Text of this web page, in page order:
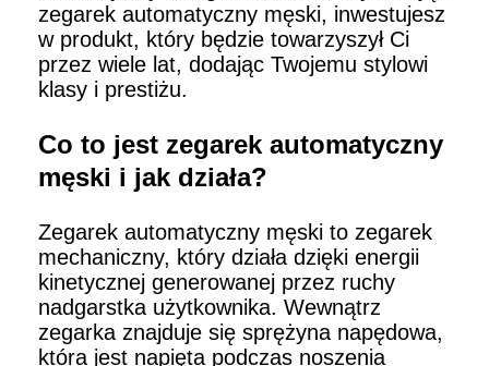
zegarek automatyczny męski, inwestujesz
w produkt, który będzie towarzyszył Ci
przez wiele lat, dodając Twojemu stylowi
klasy i prestiżu.
Co to jest zegarek automatyczny
męski i jak działa?
Zegarek automatyczny męski to zegarek
mechaniczny, który działa dzięki energii
kinetycznej generowanej przez ruchy
nadgarstka użytkownika. Wewnątrz
zegarka znajduje się sprężyna napędowa,
która jest napięta podczas noszenia